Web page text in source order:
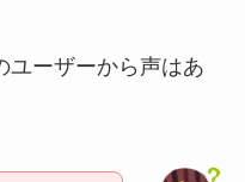
ユーザーから声はあ